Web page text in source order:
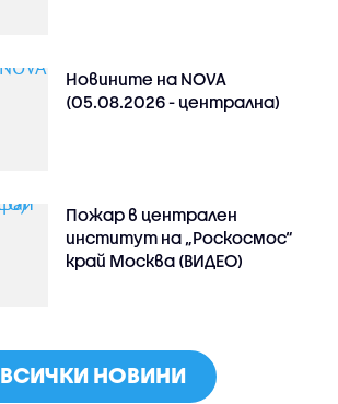
Новините на NOVA
(05.08.2026 - централна)
Пожар в централен
институт на „Роскосмос“
край Москва (ВИДЕО)
ВСИЧКИ НОВИНИ